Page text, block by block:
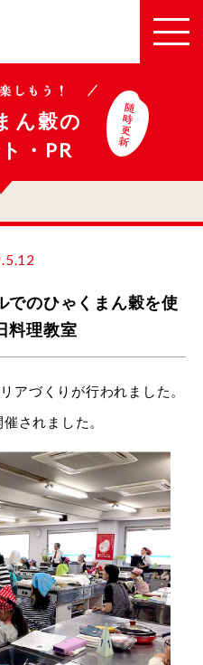
ん穀の
・PR
でのひゃくまん穀を使
料理教室
アづくりが行われました。
されました。